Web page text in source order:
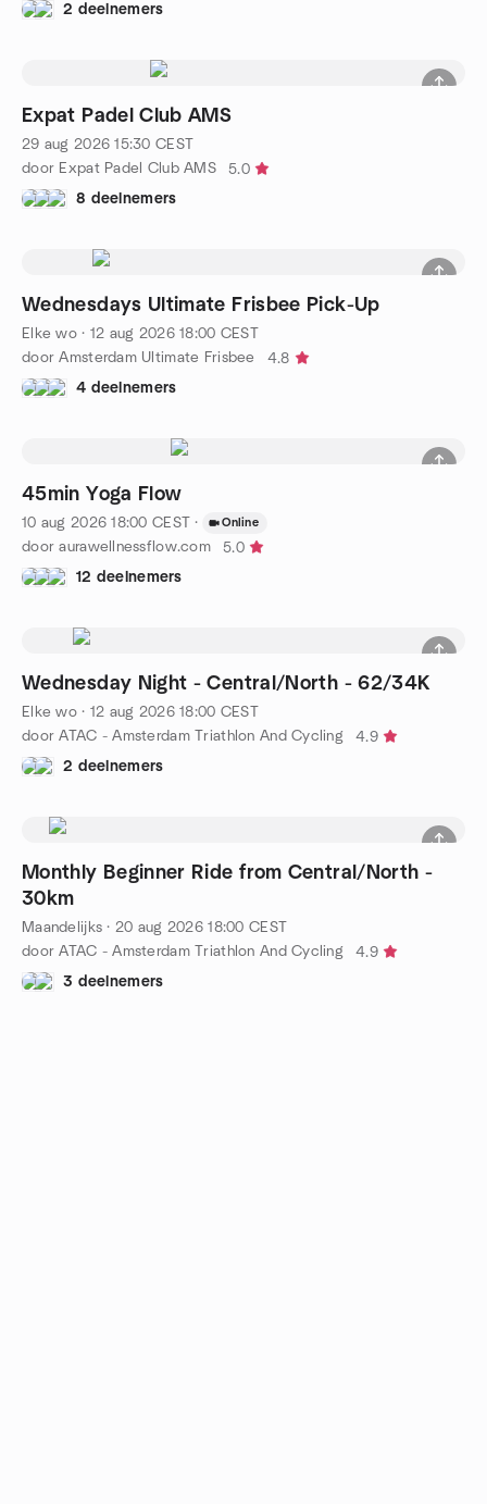
2 deelnemers
Expat Padel Club AMS
29 aug 2026 15:30 CEST
door Expat Padel Club AMS
5.0
8 deelnemers
Wednesdays Ultimate Frisbee Pick-Up
Elke wo· 12 aug 2026 18:00 CEST
door Amsterdam Ultimate Frisbee
4.8
4 deelnemers
45min Yoga Flow
10 aug 2026 18:00 CEST · Online
door aurawellnessflow.com
5.0
12 deelnemers
Wednesday Night - Central/North - 62/34K
Elke wo· 12 aug 2026 18:00 CEST
door ATAC - Amsterdam Triathlon And Cycling
4.9
2 deelnemers
Monthly Beginner Ride from Central/North -
30km
Maandelijks · 20 aug 2026 18:00 CEST
door ATAC - Amsterdam Triathlon And Cycling
4.9
3 deelnemers